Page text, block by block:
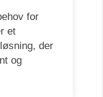
for
et
der
og